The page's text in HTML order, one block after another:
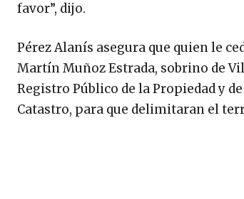
favor”, dijo.
Pérez Alanís asegura que quien le
Martín Muñoz Estrada, sobrino de
Registro Público de la Propiedad y
Catastro, para que delimitaran el